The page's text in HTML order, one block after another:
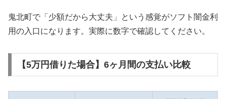
鬼北町で「少額だから大丈夫」という感覚がソフト闇金利
用の入口になります。実際に数字で確認してください。
【5万円借りた場合】6ヶ月間の支払い比較